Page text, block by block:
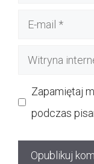
Witryna
Zapamiętaj
podczas